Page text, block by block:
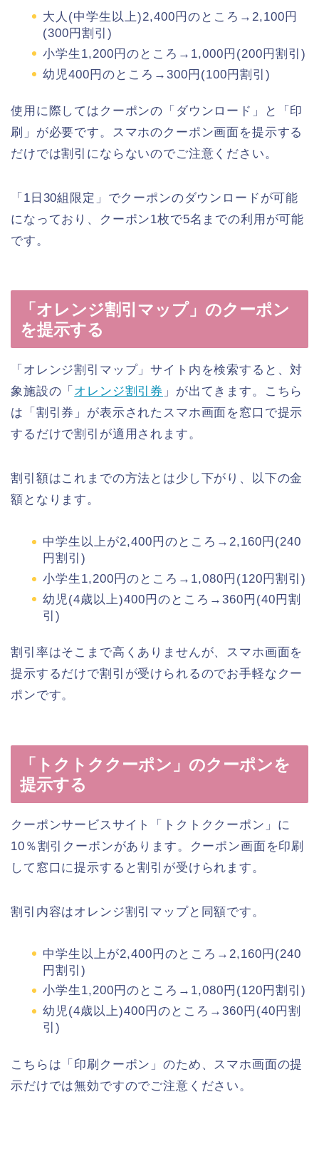
大人(中学生以上)2,400円のところ→2,100円
(300円割引)
小学生1,200円のところ→1,000円(200円割引)
幼児400円のところ→300円(100円割引)
使用に際してはクーポンの「ダウンロード」と「印
刷」が必要です。スマホのクーポン画面を提示する
だけでは割引にならないのでご注意ください。
「1日30組限定」でクーポンのダウンロードが可能
になっており、クーポン1枚で5名までの利用が可能
です。
「オレンジ割引マップ」のクーポン
を提示する
「オレンジ割引マップ」サイト内を検索すると、対
象施設の「 オレンジ割引券 」が出てきます。こちら
は「割引券」が表示されたスマホ画面を窓口で提示
するだけで割引が適用されます。
割引額はこれまでの方法とは少し下がり、以下の金
額となります。
中学生以上が2,400円のところ→2,160円(240
円割引)
小学生1,200円のところ→1,080円(120円割引)
幼児(4歳以上)400円のところ→360円(40円割
引)
割引率はそこまで高くありませんが、スマホ画面を
提示するだけで割引が受けられるのでお手軽なクー
ポンです。
「トクトククーポン」のクーポンを
提示する
クーポンサービスサイト「トクトククーポン」に
10％割引クーポンがあります。クーポン画面を印刷
して窓口に提示すると割引が受けられます。
割引内容はオレンジ割引マップと同額です。
中学生以上が2,400円のところ→2,160円(240
円割引)
小学生1,200円のところ→1,080円(120円割引)
幼児(4歳以上)400円のところ→360円(40円割
引)
こちらは「印刷クーポン」のため、スマホ画面の提
示だけでは無効ですのでご注意ください。